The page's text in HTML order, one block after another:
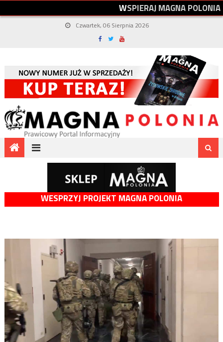
WSPIERAJMAGNAPOLONIA
Czwartek, 06 Sierpnia 2026
WESPRZYJ PROJEKT MAGNA POLONIA